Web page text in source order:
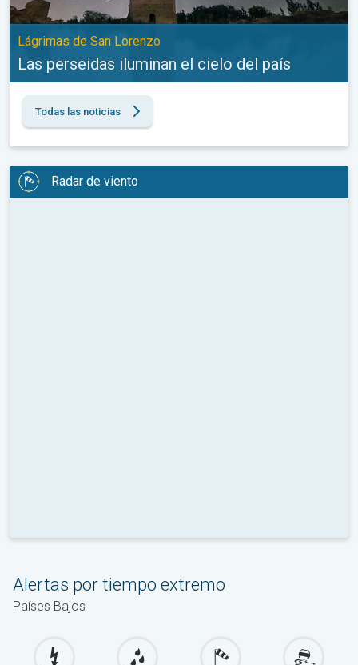
Lágrimas de San Lorenzo
Las perseidas iluminan el cielo del país
Todas las noticias
Radar de viento
Alertas por tiempo extremo
Países Bajos